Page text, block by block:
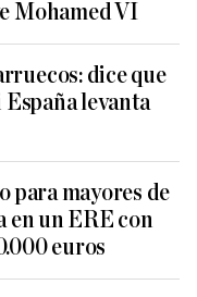
Mohamed VI
dice que
levanta
para mayores de
en un ERE con
euros